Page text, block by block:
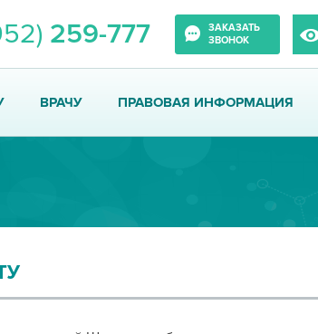
259-777
ЗАКАЗАТЬ
ЗВОНОК
ВРАЧУ ПРАВОВАЯ ИНФОРМАЦИЯ